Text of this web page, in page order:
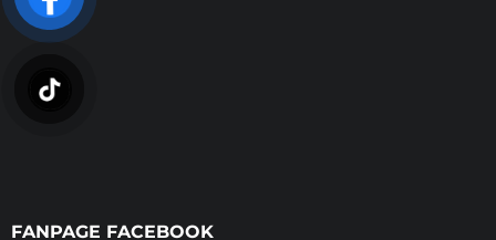
FANPAGE FACEBOOK